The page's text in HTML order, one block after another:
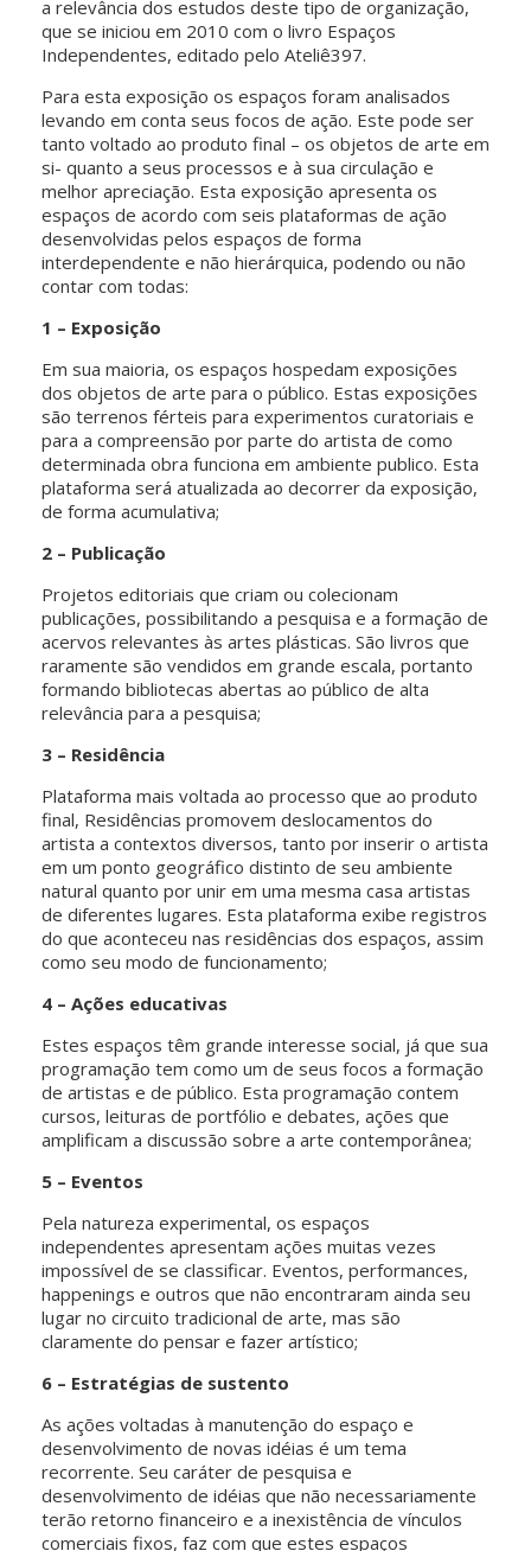
a relevância dos estudos deste tipo de organização,
que se iniciou em 2010 com o livro Espaços
Independentes, editado pelo Ateliê397.
Para esta exposição os espaços foram analisados
levando em conta seus focos de ação. Este pode ser
tanto voltado ao produto final – os objetos de arte em
si- quanto a seus processos e à sua circulação e
melhor apreciação. Esta exposição apresenta os
espaços de acordo com seis plataformas de ação
desenvolvidas pelos espaços de forma
interdependente e não hierárquica, podendo ou não
contar com todas:
1 – Exposição
Em sua maioria, os espaços hospedam exposições
dos objetos de arte para o público. Estas exposições
são terrenos férteis para experimentos curatoriais e
para a compreensão por parte do artista de como
determinada obra funciona em ambiente publico. Esta
plataforma será atualizada ao decorrer da exposição,
de forma acumulativa;
2 – Publicação
Projetos editoriais que criam ou colecionam
publicações, possibilitando a pesquisa e a formação de
acervos relevantes às artes plásticas. São livros que
raramente são vendidos em grande escala, portanto
formando bibliotecas abertas ao público de alta
relevância para a pesquisa;
3 – Residência
Plataforma mais voltada ao processo que ao produto
final, Residências promovem deslocamentos do
artista a contextos diversos, tanto por inserir o artista
em um ponto geográfico distinto de seu ambiente
natural quanto por unir em uma mesma casa artistas
de diferentes lugares. Esta plataforma exibe registros
do que aconteceu nas residências dos espaços, assim
como seu modo de funcionamento;
4 – Ações educativas
Estes espaços têm grande interesse social, já que sua
programação tem como um de seus focos a formação
de artistas e de público. Esta programação contem
cursos, leituras de portfólio e debates, ações que
amplificam a discussão sobre a arte contemporânea;
5 – Eventos
Pela natureza experimental, os espaços
independentes apresentam ações muitas vezes
impossível de se classificar. Eventos, performances,
happenings e outros que não encontraram ainda seu
lugar no circuito tradicional de arte, mas são
claramente do pensar e fazer artístico;
6 – Estratégias de sustento
As ações voltadas à manutenção do espaço e
desenvolvimento de novas idéias é um tema
recorrente. Seu caráter de pesquisa e
desenvolvimento de idéias que não necessariamente
terão retorno financeiro e a inexistência de vínculos
comerciais fixos, faz com que estes espaços